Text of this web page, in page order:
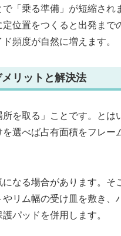
「乗る準備」が短縮され
位置をつくると出発まで
頻度が自然に増えます。
リットと解決法
を取る」ことです。とは
選べば占有面積をフレー
になる場合があります。そ
リム幅の受け皿を敷き、
パッドを併用します。